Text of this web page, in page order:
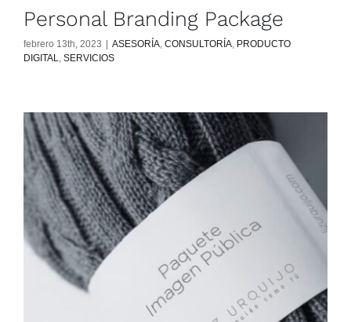
Personal Branding Package
febrero 13th, 2023 ASESORÍA, CONSULTORÍA, PRODUCTO
DIGITAL, SERVICIOS